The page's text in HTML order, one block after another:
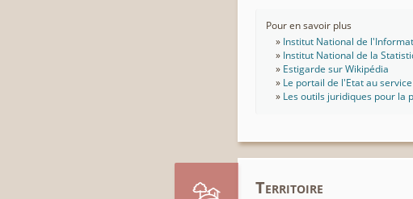
Pour en savoir plus
Institut National de
Institut National de la
Estigarde sur Wikipédia
Le portail de l'Etat au
Les outils juridiques pour la
Territoire